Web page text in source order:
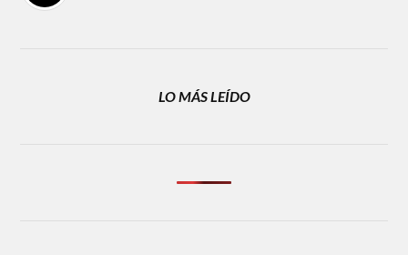
LO MÁS LEÍDO